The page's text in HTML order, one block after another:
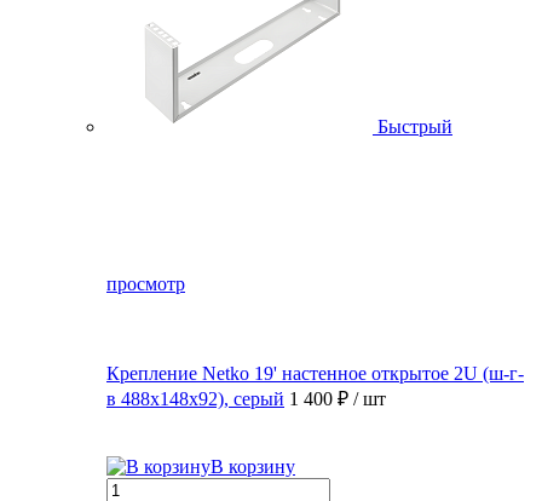
Быстрый
просмотр
Крепление Netko 19' настенное открытое 2U (ш-г-
в 488х148х92), серый 1 400 ₽ / шт
В корзину